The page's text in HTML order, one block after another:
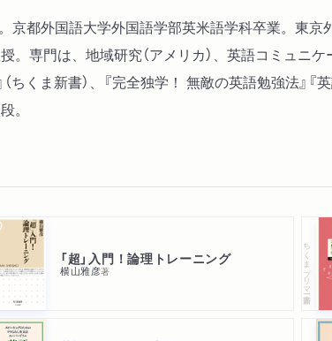
京都外国語大学外国語学部英米語学科卒業。東
専門は、地域研究（アメリカ）、英語コミュニ
（ちくま新書）、『完全独学！ 無敵の英語勉強法
。
「超」入門！論理トレーニング
横山雅彦著 ちくまプリマー新書